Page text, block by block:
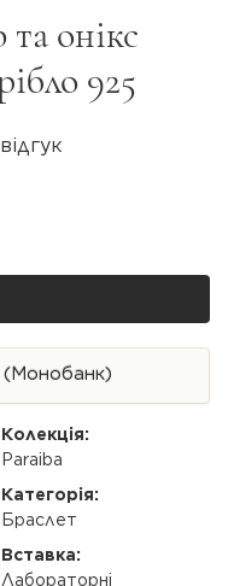
онікс
925
(Монобанк)
Колекція:
Paraiba
Категорія:
Браслет
Вставка:
Лабораторні